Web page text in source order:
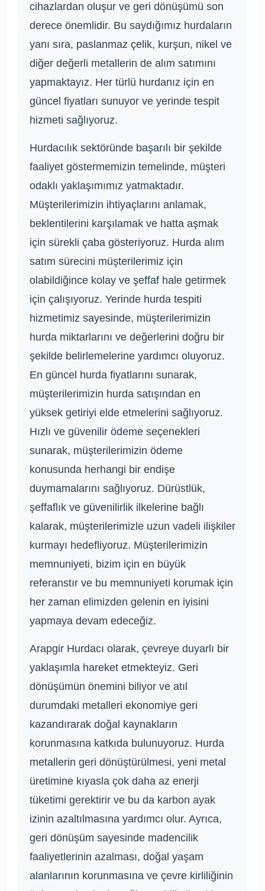
cihazlardan oluşur ve geri dönüşümü son
derece önemlidir. Bu saydığımız hurdaların
yanı sıra, paslanmaz çelik, kurşun, nikel ve
diğer değerli metallerin de alım satımını
yapmaktayız. Her türlü hurdanız için en
güncel fiyatları sunuyor ve yerinde tespit
hizmeti sağlıyoruz.
Hurdacılık sektöründe başarılı bir şekilde
faaliyet göstermemizin temelinde, müşteri
odaklı yaklaşımımız yatmaktadır.
Müşterilerimizin ihtiyaçlarını anlamak,
beklentilerini karşılamak ve hatta aşmak
için sürekli çaba gösteriyoruz. Hurda alım
satım sürecini müşterilerimiz için
olabildiğince kolay ve şeffaf hale getirmek
için çalışıyoruz. Yerinde hurda tespiti
hizmetimiz sayesinde, müşterilerimizin
hurda miktarlarını ve değerlerini doğru bir
şekilde belirlemelerine yardımcı oluyoruz.
En güncel hurda fiyatlarını sunarak,
müşterilerimizin hurda satışından en
yüksek getiriyi elde etmelerini sağlıyoruz.
Hızlı ve güvenilir ödeme seçenekleri
sunarak, müşterilerimizin ödeme
konusunda herhangi bir endişe
duymamalarını sağlıyoruz. Dürüstlük,
şeffaflık ve güvenilirlik ilkelerine bağlı
kalarak, müşterilerimizle uzun vadeli ilişkiler
kurmayı hedefliyoruz. Müşterilerimizin
memnuniyeti, bizim için en büyük
referanstır ve bu memnuniyeti korumak için
her zaman elimizden gelenin en iyisini
yapmaya devam edeceğiz.
Arapgir Hurdacı olarak, çevreye duyarlı bir
yaklaşımla hareket etmekteyiz. Geri
dönüşümün önemini biliyor ve atıl
durumdaki metalleri ekonomiye geri
kazandırarak doğal kaynakların
korunmasına katkıda bulunuyoruz. Hurda
metallerin geri dönüştürülmesi, yeni metal
üretimine kıyasla çok daha az enerji
tüketimi gerektirir ve bu da karbon ayak
izinin azaltılmasına yardımcı olur. Ayrıca,
geri dönüşüm sayesinde madencilik
faaliyetlerinin azalması, doğal yaşam
alanlarının korunmasına ve çevre kirliliğinin